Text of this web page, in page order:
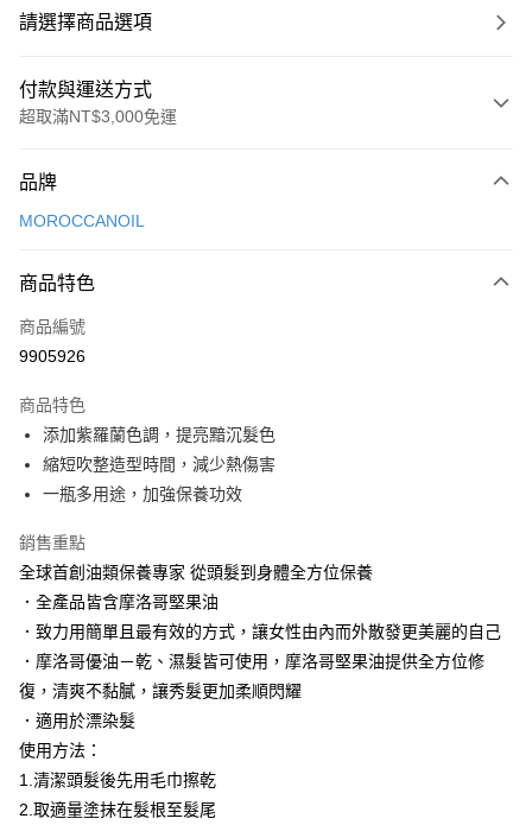
請選擇商品選項
付款與運送方式
超取滿NT$3,000免運
信用卡一次付款
Apple Pay
街口支付
Google Pay
AFTEE先享後付
相關說明
AFTEE先享後付是「在收到商品之後才付款」的支付方式。 讓您購物簡單
１．簡單：不需註冊會員、不需綁卡、不需儲值。
２．便利：只要手機號碼，簡訊認證，即可結帳。
３．安心：先確認商品／服務後，再付款。
【「AFTEE先享後付」結帳流程】
１．於結帳方式選擇「AFTEE先享後付」後，將跳轉至「AFTEE先享後付」
２．訂單成立數日內，您將收到繳費通知簡訊。
３．收到繳費通知簡訊後14天內，點擊此簡訊中的連結，可透過四大超商／
ATM／網路銀行／等多元方式進行付款，方視為交易完成。
※ 請注意：結帳手續完成當下不需立刻繳費，但若您需要取消訂單，請聯絡
購買商品的店家。未經商家同意取消之訂單仍視為有效，需透過AFTEE先享
運送方式
付款後全家取貨
付款後萊爾富取貨
每筆NT$100，滿NT$3,000(含以上)免運費
付款後7-11取貨
每筆NT$100，滿NT$3,000(含以上)免運費
宅配
品牌
MOROCCANOIL
商品特色
商品編號
9905926
商品特色
添加紫羅蘭色調，提亮黯沉髮色
縮短吹整造型時間，減少熱傷害
一瓶多用途，加強保養功效
銷售重點
全球首創油類保養專家 從頭髮到身體全方位保養
．全產品皆含摩洛哥堅果油
．致力用簡單且最有效的方式，讓女性由內而外散發更美麗的自己
．摩洛哥優油－乾、濕髮皆可使用，摩洛哥堅果油提供全方位修
復，清爽不黏膩，讓秀髮更加柔順閃耀
．適用於漂染髮
使用方法：
1.清潔頭髮後先用毛巾擦乾
2.取適量塗抹在髮根至髮尾